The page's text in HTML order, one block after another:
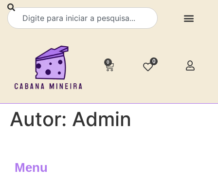
0 0
Autor: Admin
Menu